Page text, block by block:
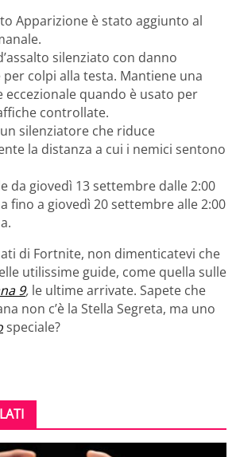
Apparizione è stato aggiunto al
silenziato con danno
per colpi alla testa. Mantiene una
eccezionale quando è usato per
controllate.
silenziatore che riduce
la distanza a cui i nemici sentono
da giovedì 13 settembre dalle 2:00
fino a giovedì 20 settembre alle 2:00
di Fortnite, non dimenticatevi che
utilissime guide, come quella sulle
9, le ultime arrivate. Sapete che
non c’è la Stella Segreta, ma uno
speciale?